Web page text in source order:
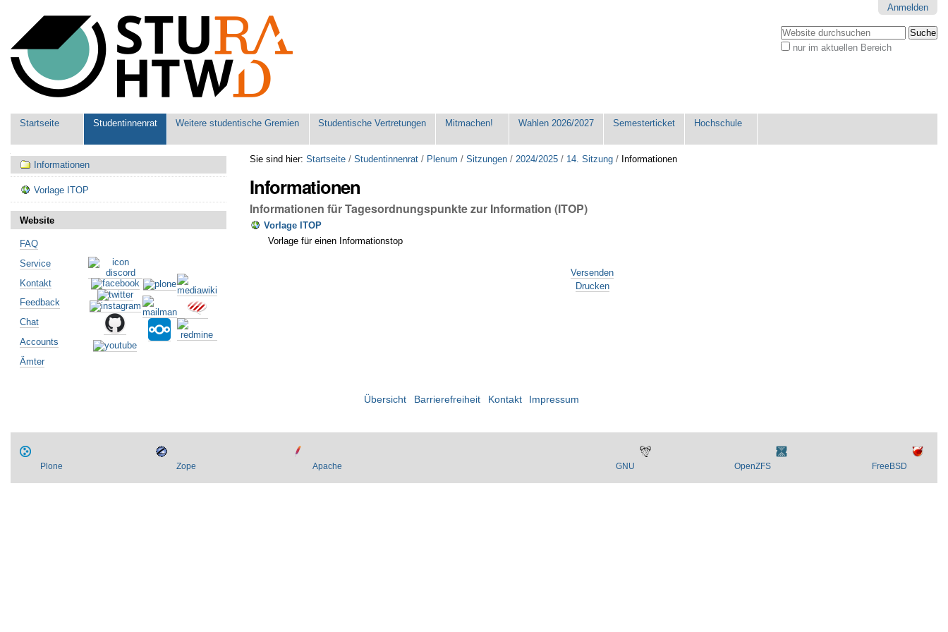
Werkzeuge
Anmelden
Website durchsuchen
nur im aktuellen Bereich
Sektionen
Startseite Studentinnenrat Weitere studentische Gremien Studentische Vertretungen Mitmachen! Wahlen 2026/2027 Semesterticket Hochschule
Sie sind hier: Startseite /Studentinnenrat / Plenum /Sitzungen /2024/2025 / 14. Sitzung / Informationen
Informationen
Informationen für Tagesordnungspunkte zur Information (ITOP)
Vorlage ITOP
Vorlage für einen Informationstop
Versenden
Drucken
Navigation
Informationen
Vorlage ITOP
Website
FAQ
Service
Kontakt
Feedback
Chat
Accounts
Ämter
Übersicht Barrierefreiheit Kontakt Impressum
Plone Zope Apache GNU OpenZFS FreeBSD